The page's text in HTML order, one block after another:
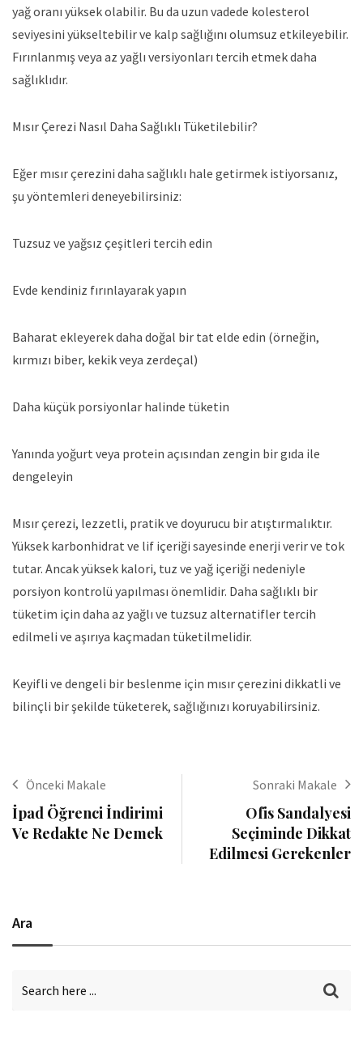
yağ oranı yüksek olabilir. Bu da uzun vadede kolesterol
seviyesini yükseltebilir ve kalp sağlığını olumsuz etkileyebilir.
Fırınlanmış veya az yağlı versiyonları tercih etmek daha
sağlıklıdır.
Mısır Çerezi Nasıl Daha Sağlıklı Tüketilebilir?
Eğer mısır çerezini daha sağlıklı hale getirmek istiyorsanız,
şu yöntemleri deneyebilirsiniz:
Tuzsuz ve yağsız çeşitleri tercih edin
Evde kendiniz fırınlayarak yapın
Baharat ekleyerek daha doğal bir tat elde edin (örneğin,
kırmızı biber, kekik veya zerdeçal)
Daha küçük porsiyonlar halinde tüketin
Yanında yoğurt veya protein açısından zengin bir gıda ile
dengeleyin
Mısır çerezi, lezzetli, pratik ve doyurucu bir atıştırmalıktır.
Yüksek karbonhidrat ve lif içeriği sayesinde enerji verir ve tok
tutar. Ancak yüksek kalori, tuz ve yağ içeriği nedeniyle
porsiyon kontrolü yapılması önemlidir. Daha sağlıklı bir
tüketim için daha az yağlı ve tuzsuz alternatifler tercih
edilmeli ve aşırıya kaçmadan tüketilmelidir.
Keyifli ve dengeli bir beslenme için mısır çerezini dikkatli ve
bilinçli bir şekilde tüketerek, sağlığınızı koruyabilirsiniz.
Önceki Makale
İpad Öğrenci İndirimi
Ve Redakte Ne Demek
Sonraki Makale
Ofis Sandalyesi
Seçiminde Dikkat
Edilmesi Gerekenler
Ara